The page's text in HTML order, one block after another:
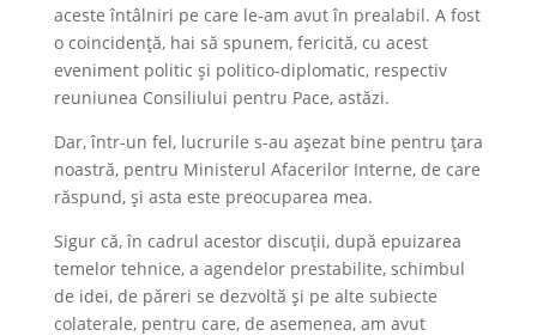
aceste întâlniri pe care le-am avut în prealabil. A fost
o coincidență, hai să spunem, fericită, cu acest
eveniment politic și politico-diplomatic, respectiv
reuniunea Consiliului pentru Pace, astăzi.
Dar, într-un fel, lucrurile s-au așezat bine pentru țara
noastră, pentru Ministerul Afacerilor Interne, de care
răspund, și asta este preocuparea mea.
Sigur că, în cadrul acestor discuții, după epuizarea
temelor tehnice, a agendelor prestabilite, schimbul
de idei, de păreri se dezvoltă și pe alte subiecte
colaterale, pentru care, de asemenea, am avut